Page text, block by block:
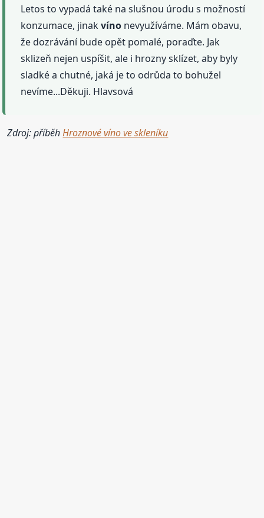
Letos to vypadá také na slušnou úrodu s možností
konzumace, jinakvíno nevyužíváme. Mám obavu,
že dozrávání bude opět pomalé, poraďte. Jak
sklizeň nejen uspíšit, ale i hrozny sklízet, aby byly
sladké a chutné, jaká je to odrůda to bohužel
nevíme...Děkuji. Hlavsová
Zdroj: příběhHroznové víno ve skleníku